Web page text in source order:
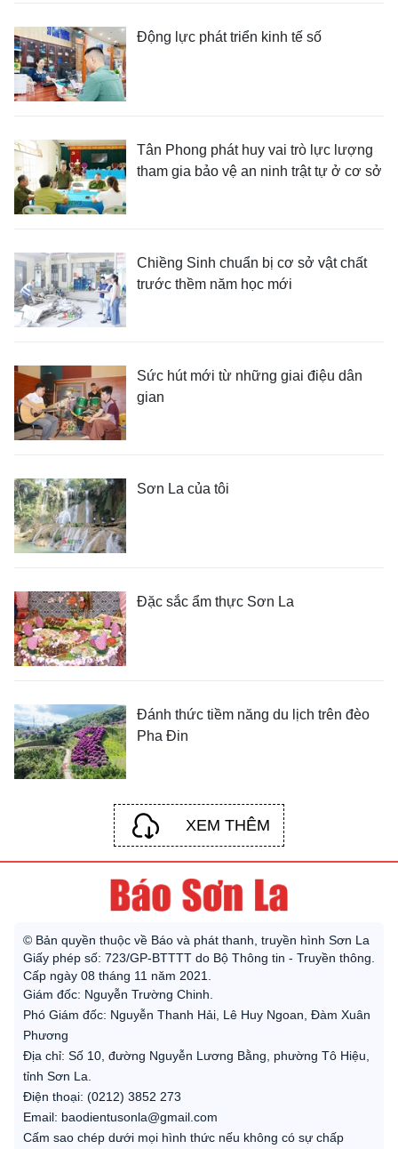
Động lực phát triển kinh tế số
Tân Phong phát huy vai trò lực lượng
tham gia bảo vệ an ninh trật tự ở cơ sở
Chiềng Sinh chuẩn bị cơ sở vật chất
trước thềm năm học mới
Sức hút mới từ những giai điệu dân
gian
Sơn La của tôi
Đặc sắc ẩm thực Sơn La
Đánh thức tiềm năng du lịch trên đèo
Pha Đin
XEM THÊM
© Bản quyền thuộc về Báo và phát thanh, truyền hình Sơn La
Giấy phép số: 723/GP-BTTTT do Bộ Thông tin - Truyền thông.
Cấp ngày 08 tháng 11 năm 2021.
Giám đốc: Nguyễn Trường Chinh.
Phó Giám đốc: Nguyễn Thanh Hải, Lê Huy Ngoan, Đàm Xuân
Phương
Địa chỉ: Số 10, đường Nguyễn Lương Bằng, phường Tô Hiệu,
tỉnh Sơn La.
Điện thoại: (0212) 3852 273
Email: baodientusonla@gmail.com
Cấm sao chép dưới mọi hình thức nếu không có sự chấp